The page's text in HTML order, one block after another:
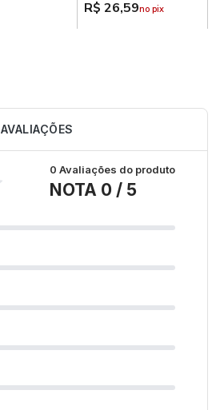
R$ 26,59no pix
AVALIAÇÕES
0 Avaliações do produto
NOTA 0 / 5